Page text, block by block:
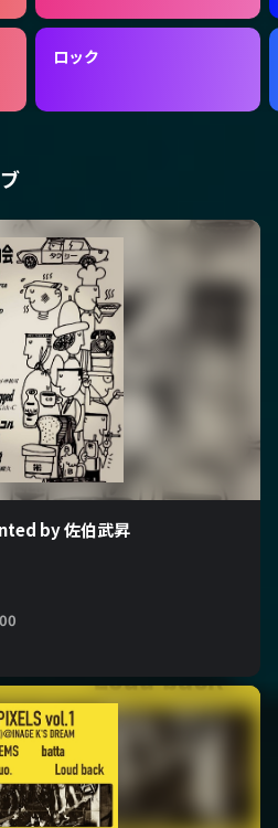
ロック
by 佐伯武昇